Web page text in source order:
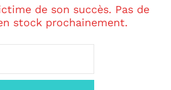
de son succès. Pas de
stock prochainement.